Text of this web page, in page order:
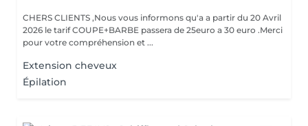
CHERS CLIENTS ,Nous vous informons qu'a a partir du 20 Avril
2026 le tarif COUPE+BARBE passera de 25euro a 30 euro .Merci
pour votre compréhension et ...
Extension cheveux
Épilation